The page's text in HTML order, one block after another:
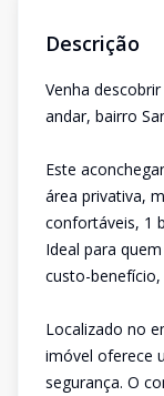
Descrição
Venha
andar, bairro
Este
área privativa,
confortáveis, 1
Ideal para
custo-
Localizado no
imóvel oferece
segurança. O